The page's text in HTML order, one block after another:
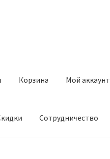
Корзина Мой аккаунт
Сотрудничество